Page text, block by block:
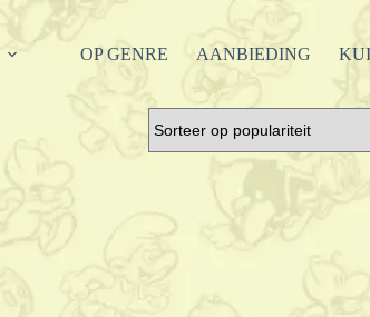
OP GENRE AANBIEDING